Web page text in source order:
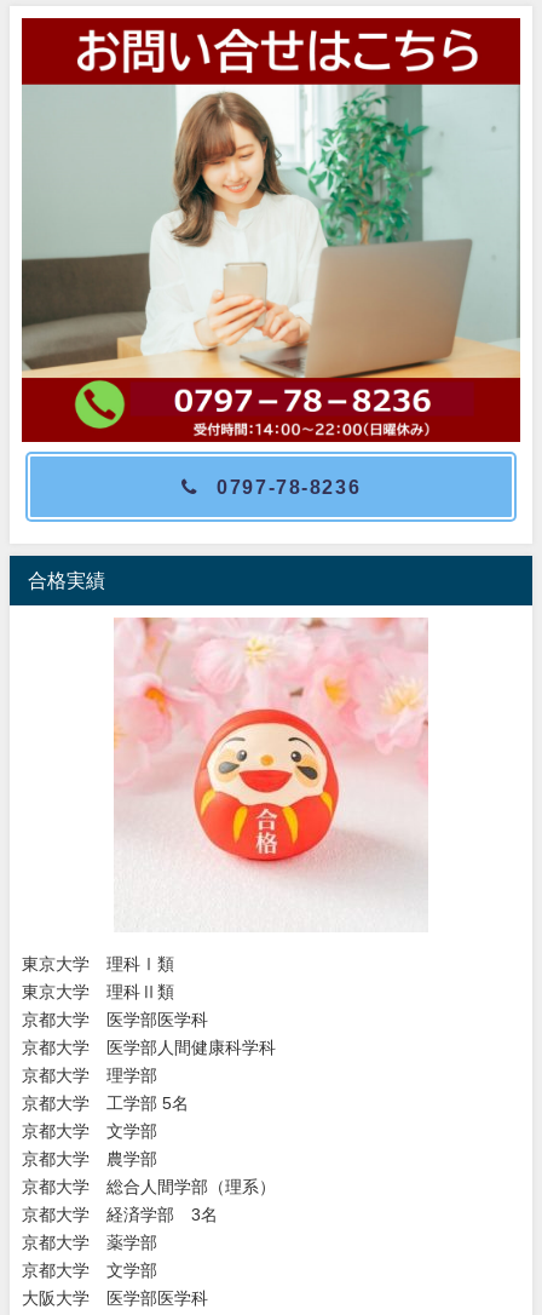
0797-78-8236
合格実績
東京大学 理科Ⅰ類
東京大学 理科Ⅱ類
京都大学 医学部医学科
京都大学 医学部人間健康科学科
京都大学 理学部
京都大学 工学部 5名
京都大学 文学部
京都大学 農学部
京都大学 総合人間学部（理系）
京都大学 経済学部 3名
京都大学 薬学部
京都大学 文学部
大阪大学 医学部医学科